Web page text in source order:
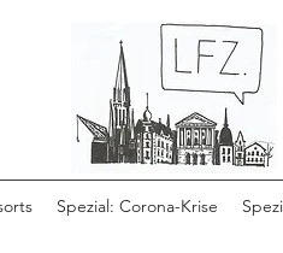
Spezial: Corona-Krise